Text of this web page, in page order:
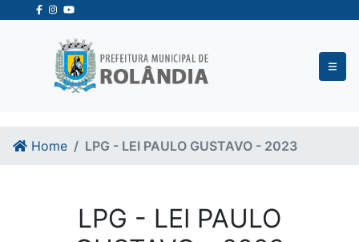
Ir para o conteudo
Ir para o fim do conteudo
Home LPG - LEI PAULO GUSTAVO - 2023
LPG - LEI PAULO